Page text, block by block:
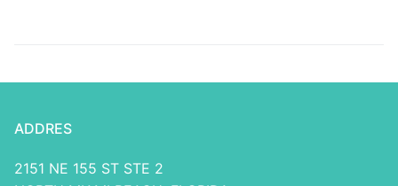
ADDRES
2151 NE 155 ST STE 2